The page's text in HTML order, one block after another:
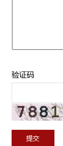
验证码